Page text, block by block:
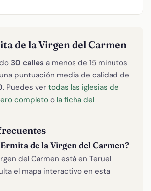
de la Virgen del Carmen
30 calles a menos de 15 minutos
puntuación media de calidad de
. Puedes ver todas las iglesias de
completo o la ficha del
de la Virgen del Carmen?
del Carmen está en Teruel
el mapa interactivo en esta